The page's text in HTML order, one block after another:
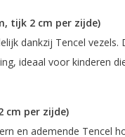
tijk 2 cm per zijde)
dankzij Tencel vezels.
ideaal voor kinderen
cm per zijde)
en ademende Tencel